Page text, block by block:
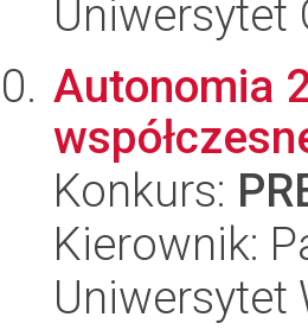
Uniwersytet
Autonomia
Konkurs:
Kierownik:
Uniwersytet